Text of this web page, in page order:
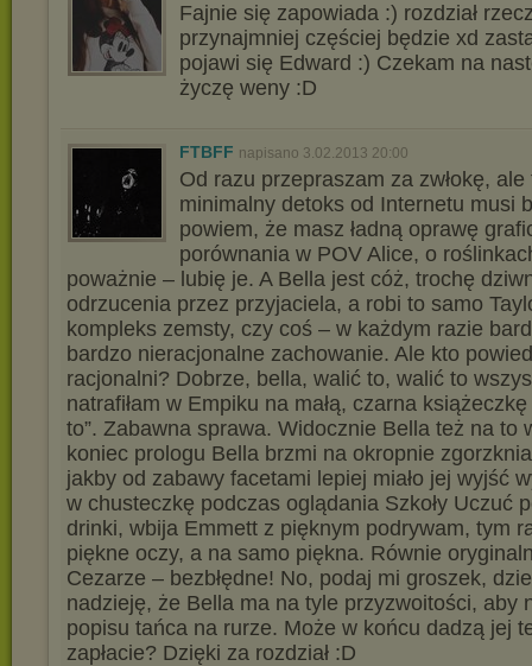
Fajnie się zapowiada :) rozdział
przynajmniej częściej będzie xd
pojawi się Edward :) Czekam na
życzę weny :D
FTBFF napisano 3.02.2013 20:00
Od razu przepraszam za zwłokę,
minimalny detoks od Internetu musi
powiem, że masz ładną oprawę
porównania w POV Alice, o
poważnie – lubię je. A Bella jest cóż, trochę
odrzucenia przez przyjaciela, a robi to samo
kompleks zemsty, czy coś – w każdym razie
bardzo nieracjonalne zachowanie. Ale kto
racjonalni? Dobrze, bella, walić to, walić to
natrafiłam w Empiku na małą, czarna
to”. Zabawna sprawa. Widocznie Bella też na to
koniec prologu Bella brzmi na okropnie
jakby od zabawy facetami lepiej miało jej wyjść
w chusteczkę podczas oglądania Szkoły Uczuć
drinki, wbija Emmett z pięknym podrywam, tym
piękne oczy, a na samo piękna. Równie
Cezarze – bezbłędne! No, podaj mi groszek,
nadzieję, że Bella ma na tyle przyzwoitości, aby
popisu tańca na rurze. Może w końcu dadzą jej
zapłacie? Dzięki za rozdział :D